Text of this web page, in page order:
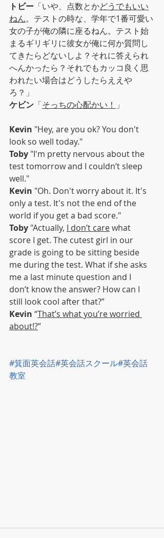
トビー 「いや、点数とかどうでもいい
ねん。テストの時な、学年で1番可愛い
女の子が俺の隣に座るねん。テスト始
まるギリギリに彼女が俺に何か質問し
てきたらどないしよ？それに答えられ
へんかったら？それでもカッコ良く思
われたい場合はどうしたらええや
ろ？」
ケビン 「そっちの心配かい！ 」
Kevin "Hey, are you ok? You don't
look so well today."
Toby "I'm pretty nervous about the
test tomorrow and I couldn’t sleep
well."
Kevin "Oh. Don't worry about it. It's
only a test. It's not the end of the
world if you get a bad score."
Toby "Actually, I don’t care what
score I get. The cutest girl in our
grade is going to be sitting beside
me during the test. What if she asks
me a last minute question and I
don’t know the answer? How can I
still look cool after that?”
Kevin “That’s what you’re worried
about!?”
#箕面英会話#英会話スクール#英会話
教室